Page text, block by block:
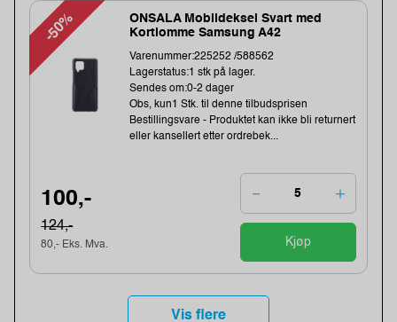
-50%
ONSALA Mobildeksel Svart med
Kortlomme Samsung A42
Varenummer:225252 /588562
Lagerstatus:1 stk på lager.
Sendes om:0-2 dager
Obs, kun1 Stk. til denne tilbudsprisen
Bestillingsvare - Produktet kan ikke bli returnert
eller kansellert etter ordrebek...
100,-
124,-
80,- Eks. Mva. Kjøp
Vis flere